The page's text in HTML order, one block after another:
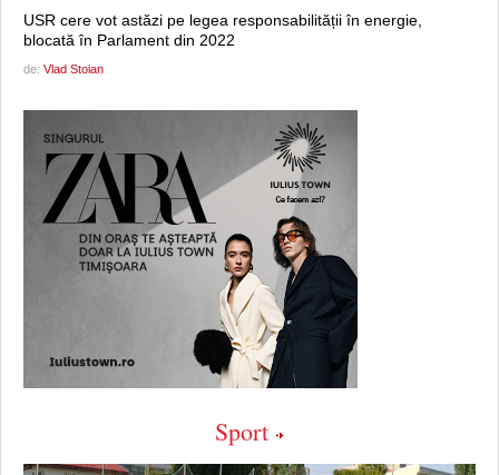
USR cere vot astăzi pe legea responsabilității în energie,
blocată în Parlament din 2022
de: Vlad Stoian
Sport